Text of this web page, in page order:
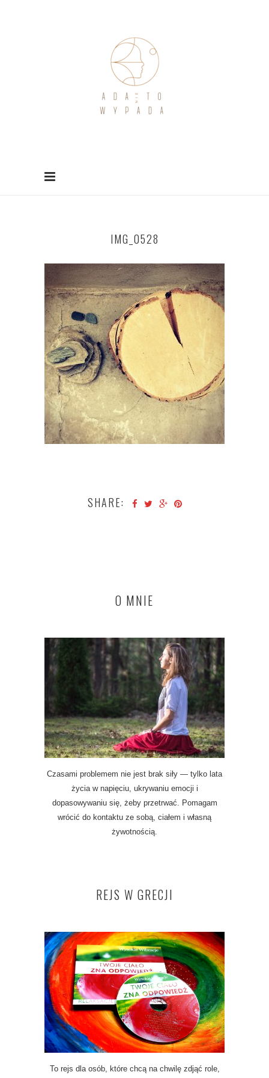
IMG_0528
SHARE:
O MNIE
Czasami problemem nie jest brak siły — tylko lata
życia w napięciu, ukrywaniu emocji i
dopasowywaniu się, żeby przetrwać. Pomagam
wrócić do kontaktu ze sobą, ciałem i własną
żywotnością.
REJS W GRECJI
To rejs dla osób, które chcą na chwilę zdjąć role,